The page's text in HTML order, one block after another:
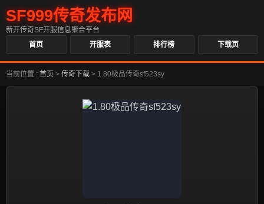
SF999传奇发布网
新开传奇SF开服信息聚合平台
首页
开服表 排行榜 下载页
当前位置 : 首页 > 传奇下载 > 1.80极品传奇sf523sy